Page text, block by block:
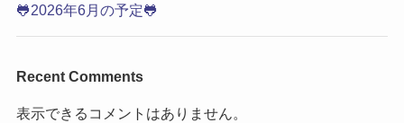
🐸2026年6月の予定🐸
Recent Comments
表示できるコメントはありません。